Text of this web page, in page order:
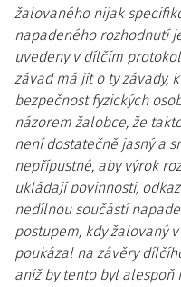
žalovaného nijak
napadeného rozhodnutí
uvedeny v dílčím
závad má jít o ty závady,
bezpečnost fyzických
názorem žalobce, že
není dostatečně jasný a
nepřípustné, aby výrok
ukládají povinnosti,
nedílnou součástí
postupem, kdy žalovaný
poukázal na závěry
aniž by tento byl alespoň